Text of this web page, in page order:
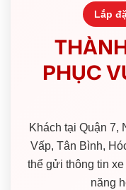
Lắp
PHỤC
Khách tại Quận 7,
Vấp, Tân Bình,
thể gửi thông tin
năng